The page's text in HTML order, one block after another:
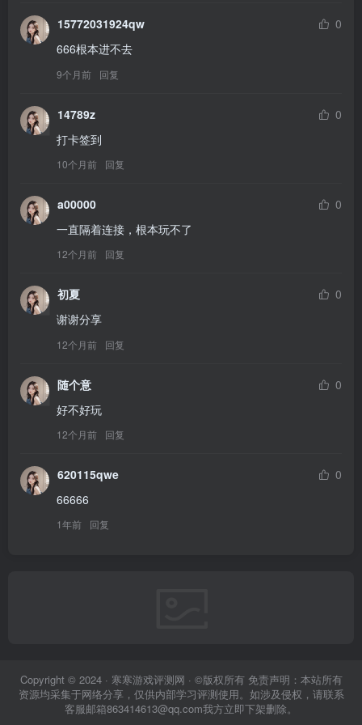
15772031924qw
0
666根本进不去
9个月前 回复
14789z
0
打卡签到
10个月前 回复
a00000
0
一直隔着连接，根本玩不了
12个月前 回复
初夏
0
谢谢分享
12个月前 回复
随个意
0
好不好玩
12个月前 回复
620115qwe
0
66666
1年前 回复
Copyright © 2024 · 寒寒游戏评测网 · ©版权所有 免责声明：本站所有
资源均采集于网络分享，仅供内部学习评测使用。如涉及侵权，请联系
客服邮箱863414613@qq.com我方立即下架删除。